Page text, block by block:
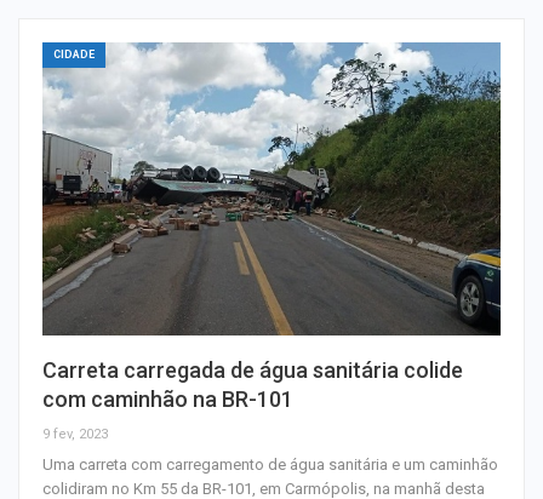
CIDADE
Carreta carregada de água sanitária colide
com caminhão na BR-101
9 fev, 2023
Uma carreta com carregamento de água sanitária e um caminhão
colidiram no Km 55 da BR-101, em Carmópolis, na manhã desta